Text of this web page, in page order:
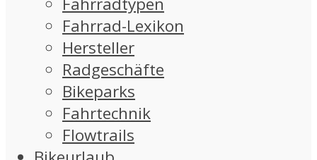
Fahrrad-Lexikon
Hersteller
Radgeschäfte
Bikeparks
Fahrtechnik
Flowtrails